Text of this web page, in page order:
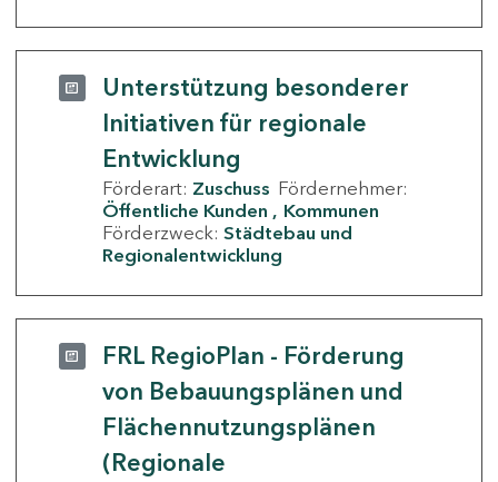
Unterstützung besonderer
Initiativen für regionale
Entwicklung
Förderart: Zuschuss Fördernehmer:
Öffentliche Kunden
Kommunen
Förderzweck: Städtebau und
Regionalentwicklung
FRL RegioPlan - Förderung
von Bebauungsplänen und
Flächennutzungsplänen
(Regionale